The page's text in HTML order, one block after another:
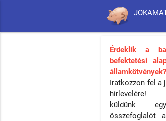
Érdeklik a
befektetési
államkötvények?
Iratkozzon fel a
hírlevelére!
küldünk
összefoglalót